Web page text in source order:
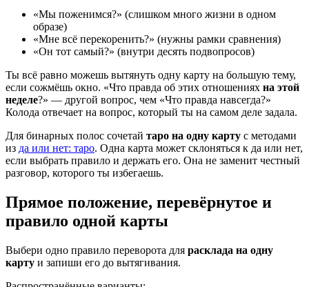
«Мы поженимся?» (слишком много жизни в одном
образе)
«Мне всё перекоренить?» (нужны рамки сравнения)
«Он тот самый?» (внутри десять подвопросов)
Ты всё равно можешь вытянуть одну карту на большую тему,
если сожмёшь окно. «Что правда об этих отношениях на этой
неделе?» — другой вопрос, чем «Что правда навсегда?»
Колода отвечает на вопрос, который ты на самом деле задала.
Для бинарных полос сочетай таро на одну карту с методами
из да или нет: таро. Одна карта может склоняться к да или нет,
если выбрать правило и держать его. Она не заменит честный
разговор, которого ты избегаешь.
Прямое положение, перевёрнутое и
правило одной карты
Выбери одно правило переворота для расклада на одну
карту и запиши его до вытягивания.